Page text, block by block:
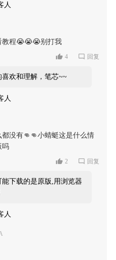
人
教程😭😭😭别打我
4 回复
喜欢和理解，笔芯~~
人
没有👊👊小蜻蜓这是什么情
吗
2 回复
能下载的是原版,用浏览器
人